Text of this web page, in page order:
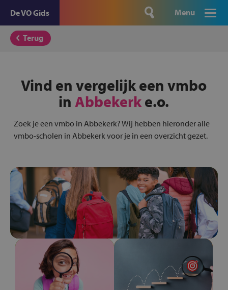
De VO Gids Menu
Terug
Vind en vergelijk een vmbo
inAbbekerke.o.
Zoek je een vmbo in Abbekerk? Wij hebben hieronder alle
vmbo-scholen in Abbekerk voor je in een overzicht gezet.